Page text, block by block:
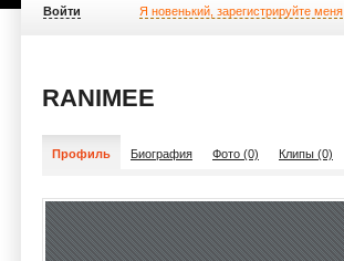
Войти Я новенький, зарегистрируйте меня
RANIMEE
Профиль Биография Фото (0) Клипы (0)